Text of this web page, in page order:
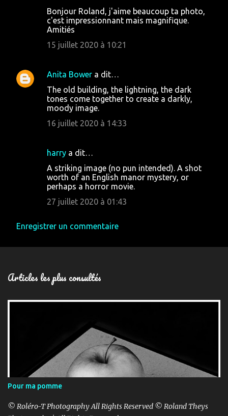
Bonjour Roland, j'aime beaucoup ta photo,
c'est impressionnant mais magnifique.
Amitiés
15 juillet 2020 à 10:21
Anita Bower a dit…
The old building, the lightning, the dark
tones come together to create a darkly,
moody image.
16 juillet 2020 à 14:33
harry a dit…
A striking image (no pun intended). A shot
worth of an English manor mystery, or
perhaps a horror movie.
27 juillet 2020 à 01:43
Enregistrer un commentaire
Articles les plus consultés
Pour ma pomme
© Roléro-T Photography All Rights Reserved © Roland Theys